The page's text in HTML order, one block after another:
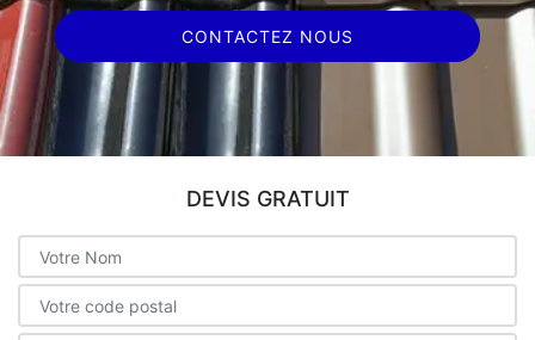
CONTACTEZ NOUS
DEVIS GRATUIT